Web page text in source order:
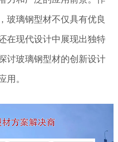
玻璃钢型材不仅具有优良
在现代设计中展现出独特
讨玻璃钢型材的创新设计
用。